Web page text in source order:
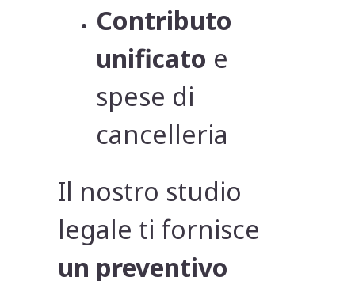
Contributo
unificato e
spese di
cancelleria
Il nostro studio
legale ti fornisce
un preventivo